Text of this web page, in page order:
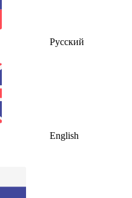
Русский
English